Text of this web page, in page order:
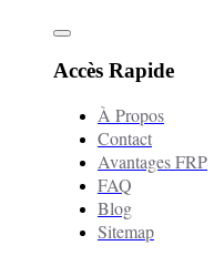
Accès Rapide
À Propos
Contact
Avantages FRP
FAQ
Blog
Sitemap